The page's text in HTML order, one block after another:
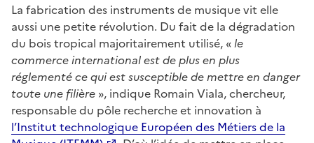
La fabrication des instruments de musique vit elle
aussi une petite révolution. Du fait de la dégradation
du bois tropical majoritairement utilisé, «le
commerce international est de plus en plus
réglementé ce qui est susceptible de mettre en danger
toute une filière », indique Romain Viala, chercheur,
responsable du pôle recherche et innovation à
l’Institut technologique Européen des Métiers de la